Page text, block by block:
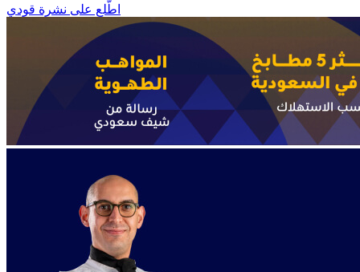
اطّلع على نشرة قودي